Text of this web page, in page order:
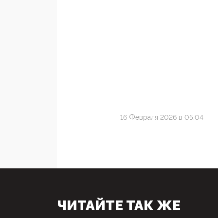
16 Февраля 2026 в 05:04
ЧИТАЙТЕ ТАК ЖЕ